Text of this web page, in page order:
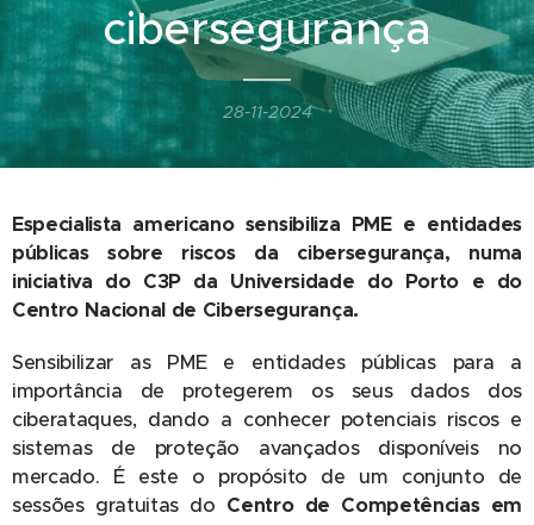
cibersegurança
28-11-2024
Especialista americano sensibiliza PME e entidades
públicas sobre riscos da cibersegurança, numa
iniciativa do C3P da Universidade do Porto e do
Centro Nacional de Cibersegurança.
Sensibilizar as PME e entidades públicas para a
importância de protegerem os seus dados dos
ciberataques, dando a conhecer potenciais riscos e
sistemas de proteção avançados disponíveis no
mercado. É este o propósito de um conjunto de
sessões gratuitas do Centro de Competências em